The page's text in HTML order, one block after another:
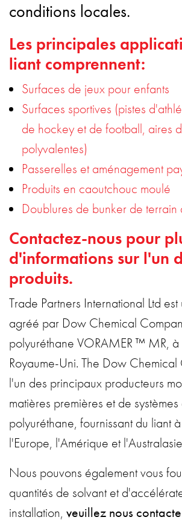
conditions locales.
Les principales
liant comprennent:
Surfaces de jeux pour enfants
Surfaces sportives (pistes
de hockey et de football, aires
polyvalentes)
Passerelles et aménagement
Produits en caoutchouc moulé
Doublures de bunker de terrain
Contactez-nous pour
d'informations sur l'un
produits.
Trade Partners International Ltd
agréé par Dow Chemical
polyuréthane VORAMER ™ MR, à
Royaume-Uni. The Dow
l'un des principaux producteurs
matières premières et de
polyuréthane, fournissant du liant
l'Europe, l'Amérique et
Nous pouvons également vous
quantités de solvant et
installation, veuillez nous